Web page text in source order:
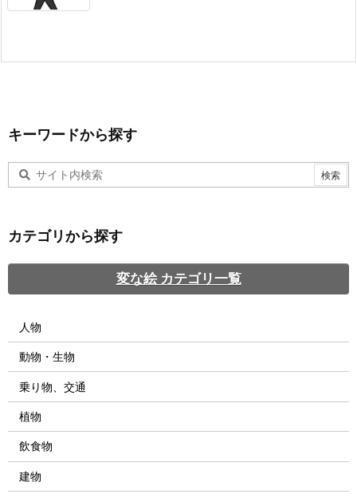
キーワードから探す
カテゴリから探す
変な絵 カテゴリ一覧
人物
動物・生物
乗り物、交通
植物
飲食物
建物